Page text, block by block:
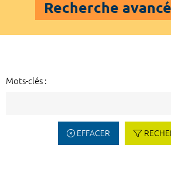
Recherche
Mots-clés :
EFFACER